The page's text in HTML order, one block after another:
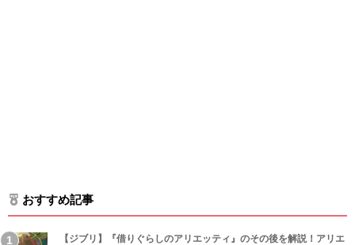
おすすめ記事
【ジブリ】『借りぐらしのアリエッティ』のその後を解説！アリエ